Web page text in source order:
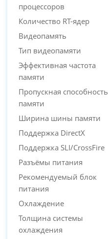
процессоров
Количество RT-ядер
Видеопамять
Тип видеопамяти
Эффективная частота
памяти
Пропускная способность
памяти
Ширина шины памяти
Поддержка DirectX
Поддержка SLI/CrossFire
Разъёмы питания
Рекомендуемый блок
питания
Охлаждение
Толщина системы
охлаждения